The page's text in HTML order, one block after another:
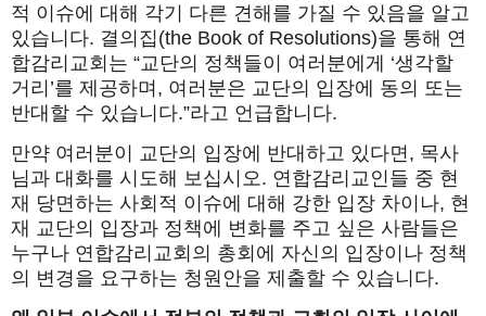
적 이슈에 대해 각기 다른 견해를 가질 수 있음을 알고
있습니다. 결의집(the Book of Resolutions)을 통해 연
합감리교회는 “교단의 정책들이 여러분에게 ‘생각할
거리’를 제공하며, 여러분은 교단의 입장에 동의 또는
반대할 수 있습니다.”라고 언급합니다.
만약 여러분이 교단의 입장에 반대하고 있다면, 목사
님과 대화를 시도해 보십시오. 연합감리교인들 중 현
재 당면하는 사회적 이슈에 대해 강한 입장 차이나, 현
재 교단의 입장과 정책에 변화를 주고 싶은 사람들은
누구나 연합감리교회의 총회에 자신의 입장이나 정책
의 변경을 요구하는 청원안을 제출할 수 있습니다.